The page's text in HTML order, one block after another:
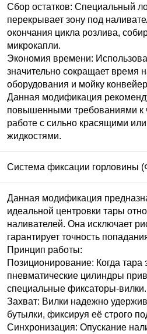
Сбор остатков: Специальный
перекрывает зону под
окончания цикла розлива,
микрокапли.
Экономия времени:
значительно сокращает время
оборудования и мойку
Данная модификация
повышенными требованиями к
работе с сильно красящими
жидкостями.
Система фиксации горловины
Данная модификация
идеальной центровки тары
наливателей. Она исключает
гарантирует точность
Принцип работы:
Позиционирование: Когда тара
пневматические цилиндры
специальные фиксаторы-вилки.
Захват: Вилки надежно
бутылки, фиксируя её строго
Синхронизация: Опускание